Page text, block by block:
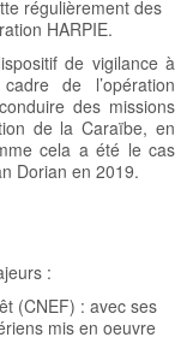
régulièrement des
HARPIE.
de vigilance à
de l’opération
des missions
de la Caraïbe, en
cela a été le cas
Dorian en 2019.
:
(CNEF) : avec ses
mis en oeuvre